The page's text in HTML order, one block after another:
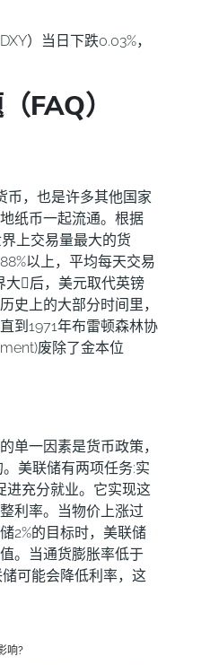
）当日下跌0.03%，
FAQ）
币，也是许多其他国家
纸币一起流通。根据
上交易量最大的货
以上，平均每天交易
𢧐后，美元取代英镑
史上的大部分时间里，
到1971年布雷顿森林协
废除了金本位
单一因素是货币政策，
美联储有两项任务:实
进充分就业。它实现这
利率。当物价上涨过
2%的目标时，美联储
。当通货膨胀率低于
可能会降低利率，这
响?